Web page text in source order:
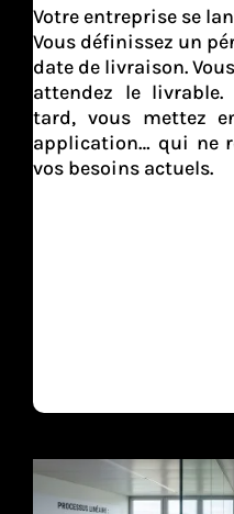
Votre entreprise se
Vous définissez un
date de livraison.
attendez le
tard, vous mettez
application… qui ne
vos besoins actuels.